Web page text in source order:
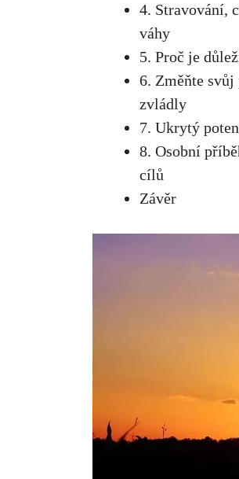
4. Stravování,
váhy
5. ‍Proč je
6. Změňte
‍zvládly
7. Ukrytý
8. Osobní
cílů
Závěr